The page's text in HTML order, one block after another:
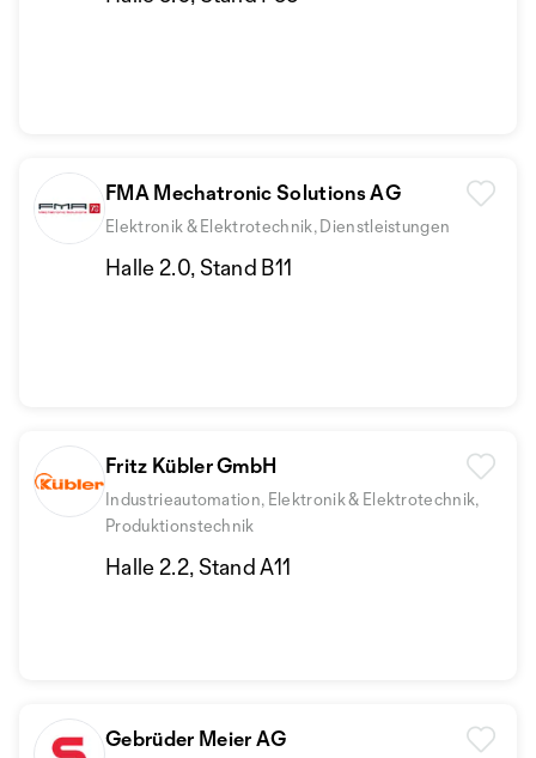
FMA Mechatronic Solutions AG
Elektronik & Elektrotechnik, Dienstleistungen
Halle 2.0, Stand B11
Fritz Kübler GmbH
Industrieautomation, Elektronik & Elektrotechnik,
Produktionstechnik
Halle 2.2, Stand A11
Gebrüder Meier AG